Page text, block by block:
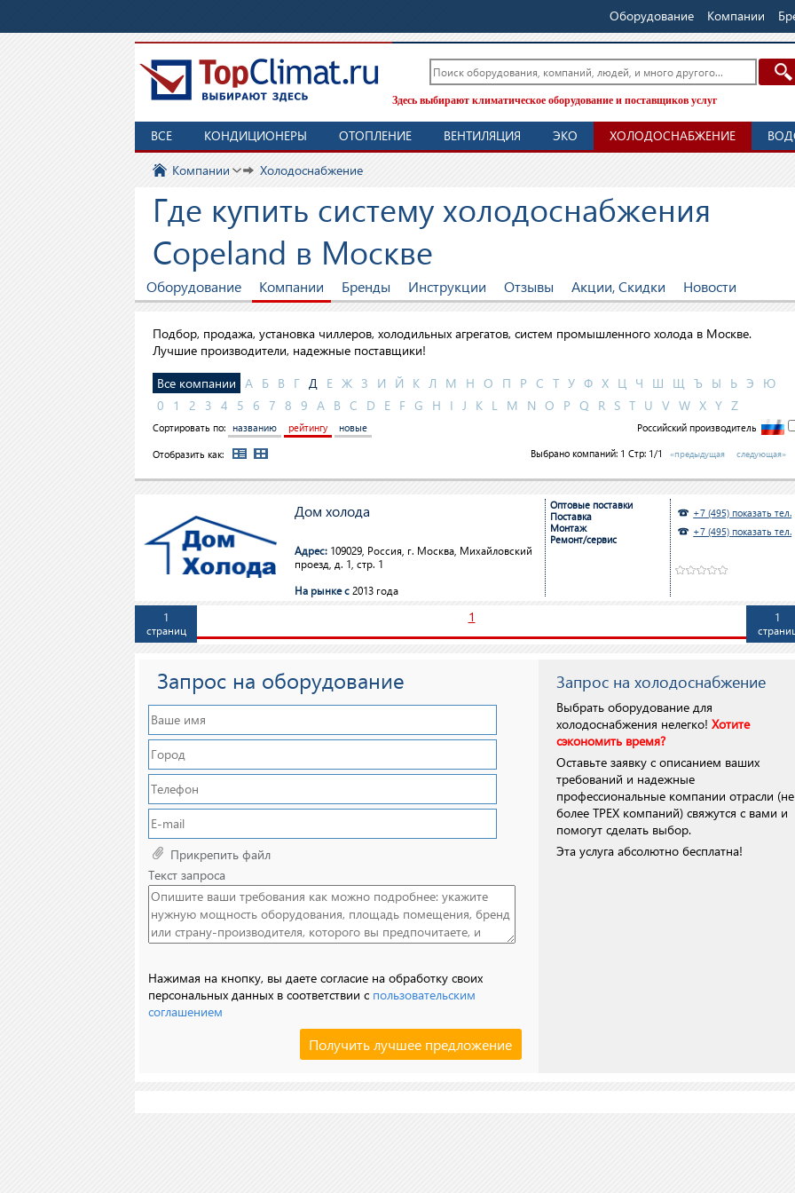
Оборудование Компании
Здесь выбирают климатическое оборудование и поставщиков услуг
ВСЕ КОНДИЦИОНЕРЫ ОТОПЛЕНИЕ ВЕНТИЛЯЦИЯ ЭКО ХОЛОДОСНАБЖЕНИЕ
Компании Холодоснабжение
Где купить систему холодоснабжения
Copeland в Москве
Оборудование Компании Бренды Инструкции Отзывы Акции, Скидки Новости
Подбор, продажа, установка чиллеров, холодильных агрегатов, систем промышленного холода в Москве.
Лучшие производители, надежные поставщики!
Все компании А Б В Г Д Е Ж З И Й К Л М Н О П Р С Т У Ф Х Ц Ч Ш Щ Ъ Ы Ь Э
Ю
0
1 2 3 4 5 6 7 8 9 A B C D E F G H I J K L M N O P Q R S T U V W X Y Z
Российский производитель
Сортировать по: названию рейтингу новые
Отобразить как: Выбрано компаний: 1 Стр: 1/1 «предыдущая следующая»
Оптовые поставки
Поставка
Монтаж
Ремонт/сервис
Дом холода
Адрес: 109029, Россия, г. Москва, Михайловский
проезд, д. 1, стр. 1
На рынке с 2013 года
+7 (495) показать тел.
+7 (495) показать тел.
1
страниц
1
1
Запрос на оборудование
Прикрепить файл
Текст запроса
Нажимая на кнопку, вы даете согласие на обработку своих
персональных данных в соответствии с пользовательским
соглашением
Запрос на холодоснабжение
Выбрать оборудование для
холодоснабжения нелегко! Хотите
сэкономить время?
Оставьте заявку с описанием ваших
требований и надежные
профессиональные компании отрасли (не
более ТРЕХ компаний) свяжутся с вами и
помогут сделать выбор.
Эта услуга абсолютно бесплатна!